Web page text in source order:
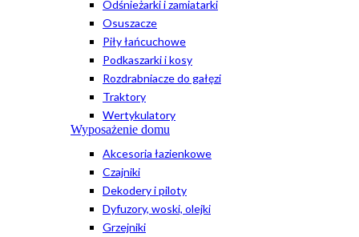
Odśnieżarki i zamiatarki
Osuszacze
Piły łańcuchowe
Podkaszarki i kosy
Rozdrabniacze do gałęzi
Traktory
Wertykulatory
Wyposażenie domu
Akcesoria łazienkowe
Czajniki
Dekodery i piloty
Dyfuzory, woski, olejki
Grzejniki